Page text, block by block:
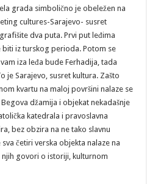
grada simbolično je obeležen na
cultures-Sarajevo- susret
dva puta. Prvi put leđima
biti iz turskog perioda. Potom se
iza leđa bude Ferhadija, tada
je Sarajevo, susret kultura. Zašto
kvartu na maloj površini nalaze se
džamija i objekat nekadašnje
katedrala i pravoslavna
bez obzira na ne tako slavnu
četiri verska objekta nalaze na
govori o istoriji, kulturnom